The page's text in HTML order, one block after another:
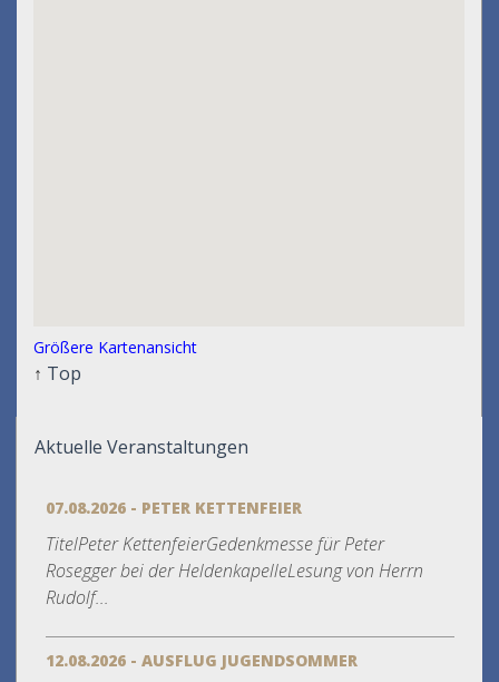
Größere Kartenansicht
↑ Top
Aktuelle Veranstaltungen
07.08.2026 - PETER KETTENFEIER
TitelPeter KettenfeierGedenkmesse für Peter
Rosegger bei der HeldenkapelleLesung von Herrn
Rudolf...
12.08.2026 - AUSFLUG JUGENDSOMMER